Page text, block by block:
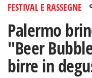
FESTIVAL E RASSEGNE
Palermo
"Beer
birre in